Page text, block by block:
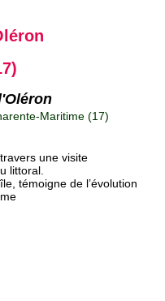
Maritime (17)
une visite
littoral.
témoigne de l’évolution